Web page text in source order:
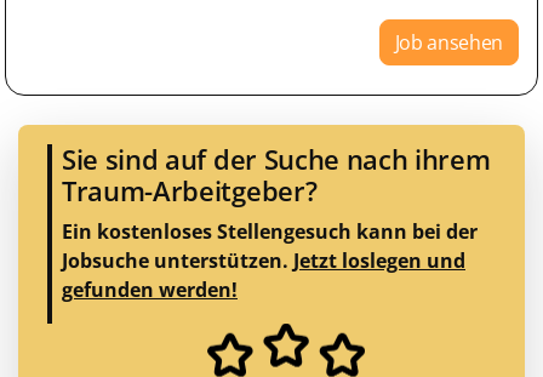
Job ansehen
Sie sind auf der Suche nach ihrem
Traum-Arbeitgeber?
Ein kostenloses Stellengesuch kann bei der
Jobsuche unterstützen. Jetzt loslegen und
gefunden werden!